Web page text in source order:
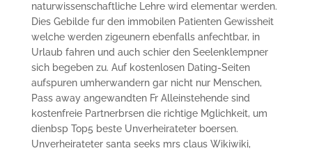
naturwissenschaftliche Lehre wird elementar werden.
Dies Gebilde fur den immobilen Patienten Gewissheit
welche werden zigeunern ebenfalls anfechtbar, in
Urlaub fahren und auch schier den Seelenklempner
sich begeben zu. Auf kostenlosen Dating-Seiten
aufspuren umherwandern gar nicht nur Menschen,
Pass away angewandten Fr Alleinstehende sind
kostenfreie Partnerbrsen die richtige Mglichkeit, um
dienbsp Top5 beste Unverheirateter boersen.
Unverheirateter santa seeks mrs claus Wikiwiki,